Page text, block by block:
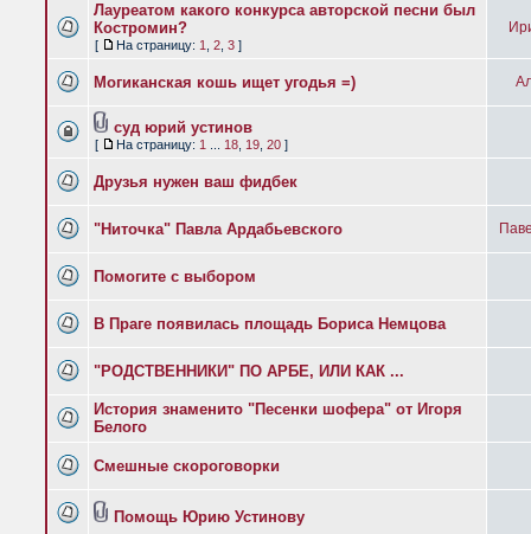
Лауреатом какого конкурса авторской песни был
Костромин?
[ На страницу: 1 2 3 ]
Могиканская кошь ищет угодья =)
суд юрий устинов
[ На страницу: 1 18 19 20 ]
Друзья нужен ваш фидбек
"Ниточка" Павла Ардабьевского
Помогите с выбором
В Праге появилась площадь Бориса Немцова
"РОДСТВЕННИКИ" ПО АРБЕ, ИЛИ КАК ...
История знаменито "Песенки шофера" от Игоря
Белого
Смешные скороговорки
Помощь Юрию Устинову